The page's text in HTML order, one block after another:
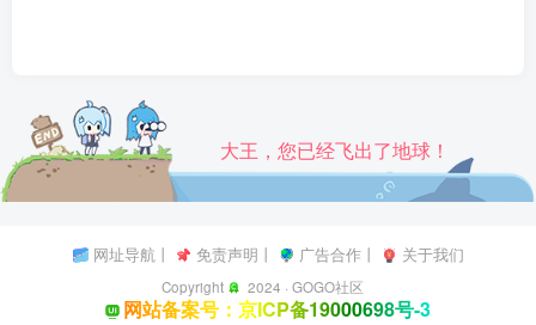
大王，您已经飞出了地球！
网址导航丨 免责声明 丨 广告合作丨 关于我们
Copyright 2024 ·GOGO社区
网站备案号：京ICP备19000698号-3